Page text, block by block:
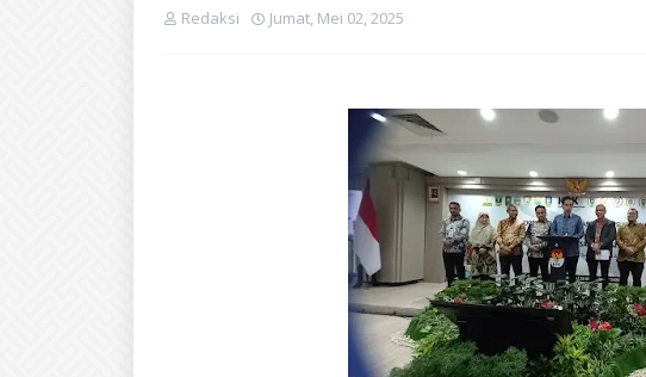
Redaksi Jumat, Mei 02, 2025